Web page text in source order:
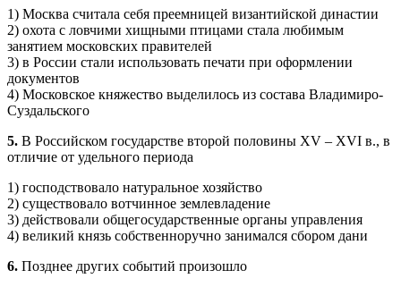
1) Москва считала себя преемницей византийской династии
2) охота с ловчими хищными птицами стала любимым
занятием московских правителей
3) в России стали использовать печати при оформлении
документов
4) Московское княжество выделилось из состава Владимиро-
Суздальского
5. В Российском государстве второй половины XV – XVI в., в
отличие от удельного периода
1) господствовало натуральное хозяйство
2) существовало вотчинное землевладение
3) действовали общегосударственные органы управления
4) великий князь собственноручно занимался сбором дани
6. Позднее других событий произошло